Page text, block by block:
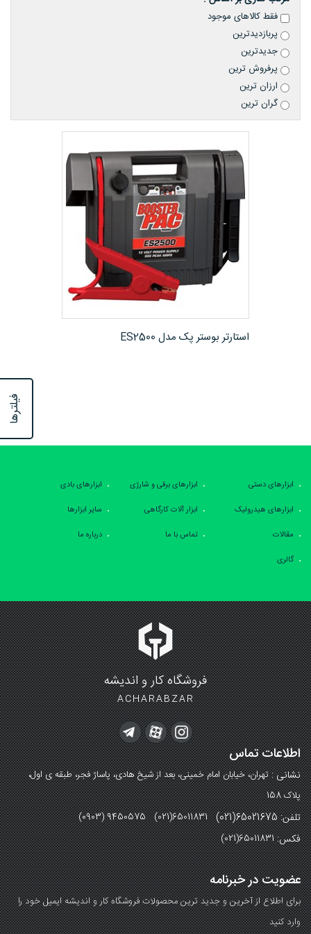
فیلترها
فقط کالاهای موجود
پربازدیدترین
جدیدترین
پرفروش ترین
ارزان ترین
گران ترین
مشاهده محصولاستارتر بوستر پک مدل ES2500
ابزارهای دستی ابزارهای برقی و شارژی
ابزارهای بادی
ابزارهای هیدرولیک
ابزار آلات کارگاهی
سایر ابزارها
مقالات
تماس با ما
درباره ما
گالری
فروشگاه کار و اندیشه
ACHARABZAR
اطلاعات تماس
نشانی :تهران، خیابان امام خمینی، بعد از شیخ هادی، پاساژ فجر، طبقه ی اول،
پلاک 158
تلفن: 65021675(021) (0903) 9450575 (021)65011831
فکس:(021)65011831
عضویت در خبرنامه
برای اطلاع از آخرین و جدید ترین محصولات فروشگاه کار و اندیشه ایمیل خود را
وارد کنید